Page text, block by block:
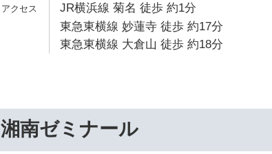
JR横浜線 菊名 徒歩 約1分
東急東横線 妙蓮寺 徒歩 約17分
東急東横線 大倉山 徒歩 約18分
湘南ゼミナール